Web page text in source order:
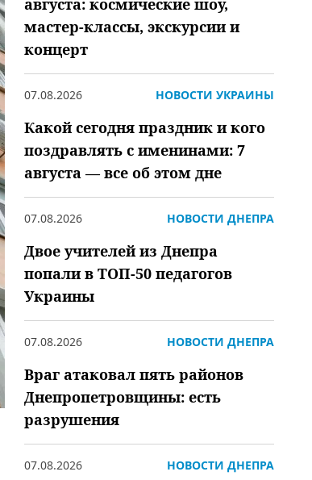
августа: космические шоу,
мастер-классы, экскурсии и
концерт
07.08.2026 НОВОСТИ УКРАИНЫ
Какой сегодня праздник и кого
поздравлять с именинами: 7
августа — все об этом дне
07.08.2026 НОВОСТИ ДНЕПРА
Двое учителей из Днепра
попали в ТОП-50 педагогов
Украины
07.08.2026 НОВОСТИ ДНЕПРА
Враг атаковал пять районов
Днепропетровщины: есть
разрушения
07.08.2026 НОВОСТИ ДНЕПРА